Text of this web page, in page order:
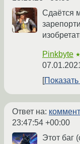
Сдаётся
Pinkbyte
Показать
Ответ на:
23:47:54 +00:00
Этот баг